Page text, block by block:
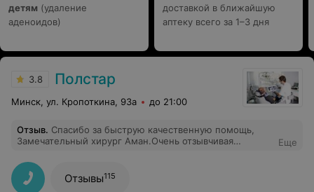
детям (удаление
аденоидов)
доставкой в ближайшую
аптеку всего за 1–3 дня
3.8 Полстар
Минск, ул. Кропоткина, 93а до 21:00
Отзыв. Спасибо за быструю качественную помощь,
Замечательный хирург Аман.Очень отзывчивая
Еще
Отзывы115